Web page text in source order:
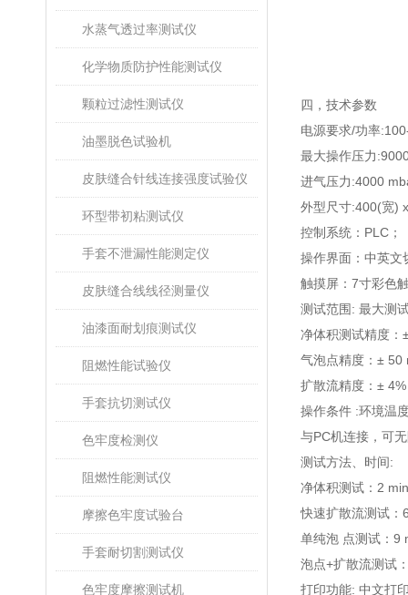
水蒸气透过率测试仪
化学物质防护性能测试仪
颗粒过滤性测试仪
油墨脱色试验机
皮肤缝合针线连接强度试验仪
环型带初粘测试仪
手套不泄漏性能测定仪
皮肤缝合线线径测量仪
油漆面耐划痕测试仪
阻燃性能试验仪
手套抗切测试仪
色牢度检测仪
阻燃性能测试仪
摩擦色牢度试验台
手套耐切割测试仪
色牢度摩擦测试机
四， 技术参数
电源要求/功率
最大操作压力
进气压力:4000
外型尺寸:400(宽)
控制系统： PLC ；
操作界面：中英文
触摸屏： 7寸彩色
测试范围: 最大测
净体积测试精度 ：
气泡点精度 ： ± 50
扩散流精度 ： ± 4%
操作条件 :环境温
与PC机连接，可
测试方法、时间:
净体积测试： 2
快速扩散流测试：
单纯泡 点测试： 9
泡点+扩散流测试
打印功能: 中文打